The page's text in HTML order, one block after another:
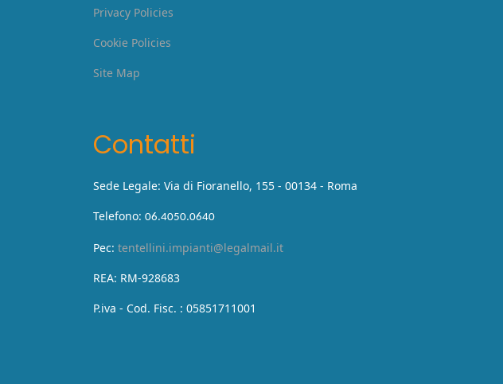
Privacy Policies
Cookie Policies
Site Map
Contatti
Sede Legale: Via di Fioranello, 155 - 00134 - Roma
Telefono: 06.4050.0640
Pec: tentellini.impianti@legalmail.it
REA: RM-928683
P.iva - Cod. Fisc. : 05851711001